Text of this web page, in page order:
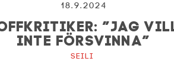
18.9.2024
”JAG VILL
INTE FÖRSVINNA”
Seili